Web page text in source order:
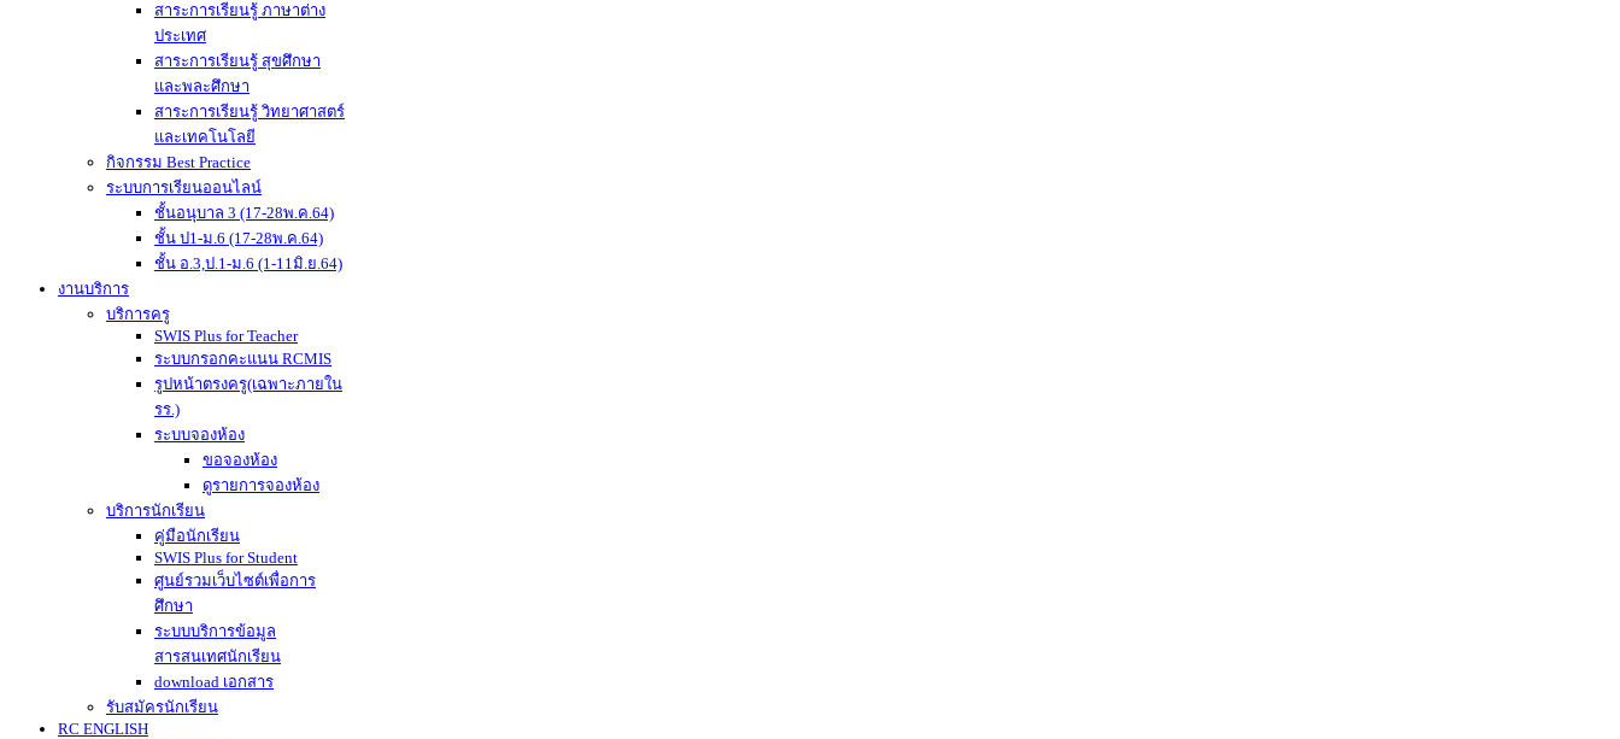
สาระการเรียนรู้ ภาษาต่าง
ประเทศ
สาระการเรียนรู้ สุขศึกษา
และพละศึกษา
สาระการเรียนรู้ วิทยาศาสตร์
และเทคโนโลยี
กิจกรรม Best Practice
ระบบการเรียนออนไลน์
ชั้นอนุบาล 3 (17-28พ.ค.64)
ชั้น ป1-ม.6 (17-28พ.ค.64)
ชั้น อ.3,ป.1-ม.6 (1-11มิ.ย.64)
งานบริการ
บริการครู
SWIS Plus for Teacher
ระบบกรอกคะแนน RCMIS
รูปหน้าตรงครู(เฉพาะภายใน
รร.)
ระบบจองห้อง
ขอจองห้อง
ดูรายการจองห้อง
บริการนักเรียน
คู่มือนักเรียน
SWIS Plus for Student
ศูนย์รวมเว็บไซต์เพื่อการ
ศึกษา
ระบบบริการข้อมูล
สารสนเทศนักเรียน
download เอกสาร
รับสมัครนักเรียน
RC ENGLISH